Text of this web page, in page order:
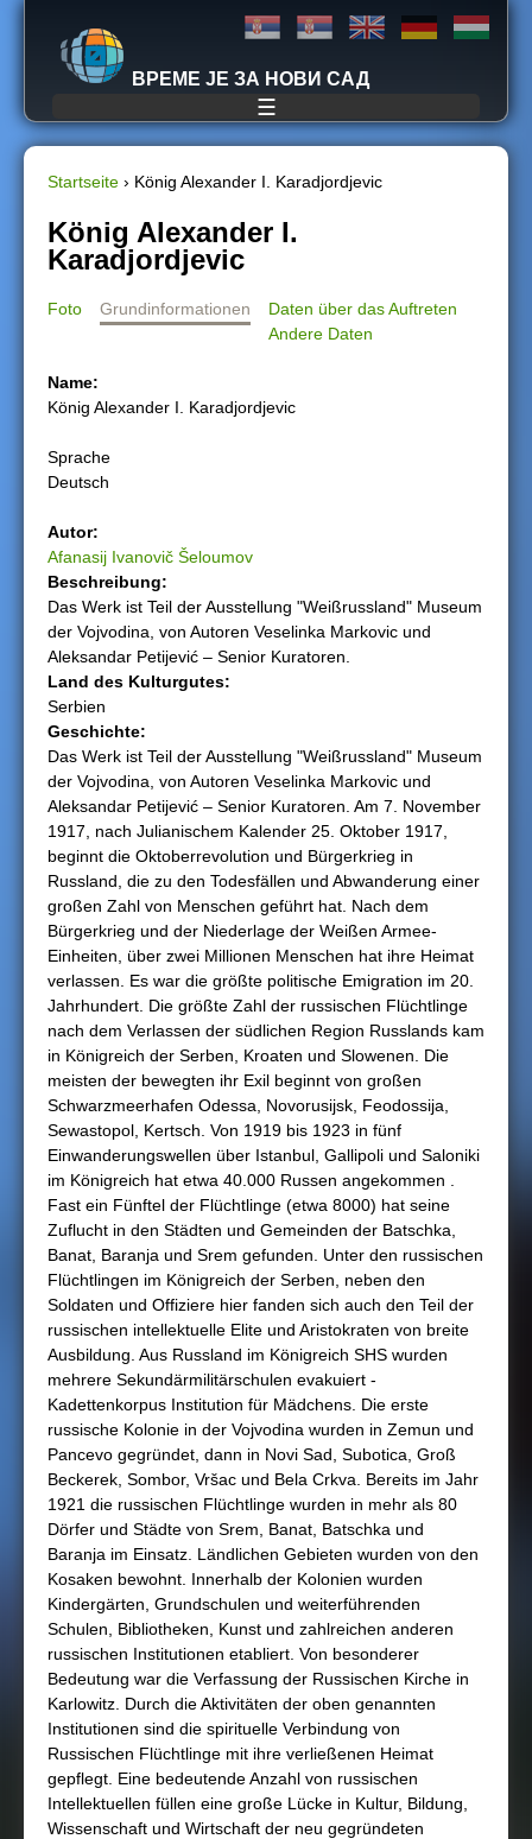
Jump to navigation
ВРЕМЕ ЈЕ ЗА НОВИ САД
☰
S
i
e
i
n
h
i
e
r
Startseite › König Alexander I. Karadjordjevic
König Alexander I.
Karadjordjevic
Foto Grundinformationen
Daten über das Auftreten
Andere Daten
Name:
König Alexander I. Karadjordjevic
Sprache
Deutsch
Autor:
Afanasij Ivanovič Šeloumov
Beschreibung:
Das Werk ist Teil der Ausstellung "Weißrussland" Museum
der Vojvodina, von Autoren Veselinka Markovic und
Aleksandar Petijević – Senior Kuratoren.
Land des Kulturgutеs:
Serbien
Geschichte:
Das Werk ist Teil der Ausstellung "Weißrussland" Museum
der Vojvodina, von Autoren Veselinka Markovic und
Aleksandar Petijević – Senior Kuratoren. Am 7. November
1917, nach Julianischem Kalender 25. Oktober 1917,
beginnt die Oktoberrevolution und Bürgerkrieg in
Russland, die zu den Todesfällen und Abwanderung einer
großen Zahl von Menschen geführt hat. Nach dem
Bürgerkrieg und der Niederlage der Weißen Armee-
Einheiten, über zwei Millionen Menschen hat ihre Heimat
verlassen. Es war die größte politische Emigration im 20.
Jahrhundert. Die größte Zahl der russischen Flüchtlinge
nach dem Verlassen der südlichen Region Russlands kam
in Königreich der Serben, Kroaten und Slowenen. Die
meisten der bewegten ihr Exil beginnt von großen
Schwarzmeerhafen Odessa, Novorusijsk, Feodossija,
Sewastopol, Kertsch. Von 1919 bis 1923 in fünf
Einwanderungswellen über Istanbul, Gallipoli und Saloniki
im Königreich hat etwa 40.000 Russen angekommen .
Fast ein Fünftel der Flüchtlinge (etwa 8000) hat seine
Zuflucht in den Städten und Gemeinden der Batschka,
Banat, Baranja und Srem gefunden. Unter den russischen
Flüchtlingen im Königreich der Serben, neben den
Soldaten und Offiziere hier fanden sich auch den Teil der
russischen intellektuelle Elite und Aristokraten von breite
Ausbildung. Aus Russland im Königreich SHS wurden
mehrere Sekundärmilitärschulen evakuiert -
Kadettenkorpus Institution für Mädchens. Die erste
russische Kolonie in der Vojvodina wurden in Zemun und
Pancevo gegründet, dann in Novi Sad, Subotica, Groß
Beckerek, Sombor, Vršac und Bela Crkva. Bereits im Jahr
1921 die russischen Flüchtlinge wurden in mehr als 80
Dörfer und Städte von Srem, Banat, Batschka und
Baranja im Einsatz. Ländlichen Gebieten wurden von den
Kosaken bewohnt. Innerhalb der Kolonien wurden
Kindergärten, Grundschulen und weiterführenden
Schulen, Bibliotheken, Kunst und zahlreichen anderen
russischen Institutionen etabliert. Von besonderer
Bedeutung war die Verfassung der Russischen Kirche in
Karlowitz. Durch die Aktivitäten der oben genannten
Institutionen sind die spirituelle Verbindung von
Russischen Flüchtlinge mit ihre verließenen Heimat
gepflegt. Eine bedeutende Anzahl von russischen
Intellektuellen füllen eine große Lücke in Kultur, Bildung,
Wissenschaft und Wirtschaft der neu gegründeten